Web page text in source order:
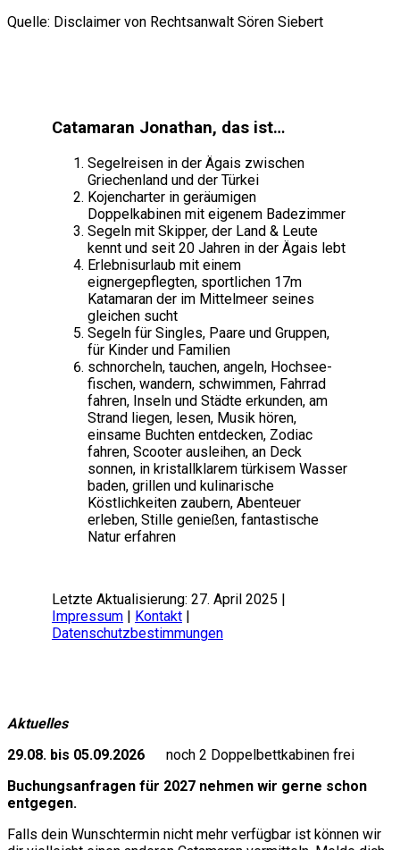
Quelle: Disclaimer von Rechtsanwalt Sören Siebert
Catamaran Jonathan, das ist…
Segelreisen in der Ägais zwischen
Griechenland und der Türkei
Kojencharter in geräumigen
Doppelkabinen mit eigenem Badezimmer
Segeln mit Skipper, der Land & Leute
kennt und seit 20 Jahren in der Ägais lebt
Erlebnisurlaub mit einem
eignergepflegten, sportlichen 17m
Katamaran der im Mittelmeer seines
gleichen sucht
Segeln für Singles, Paare und Gruppen,
für Kinder und Familien
schnorcheln, tauchen, angeln, Hochsee-
fischen, wandern, schwimmen, Fahrrad
fahren, Inseln und Städte erkunden, am
Strand liegen, lesen, Musik hören,
einsame Buchten entdecken, Zodiac
fahren, Scooter ausleihen, an Deck
sonnen, in kristallklarem türkisem Wasser
baden, grillen und kulinarische
Köstlichkeiten zaubern, Abenteuer
erleben, Stille genießen, fantastische
Natur erfahren
Letzte Aktualisierung: 27. April 2025 |
Impressum
Kontakt
Datenschutzbestimmungen
Aktuelles
29.08. bis 05.09.2026 noch 2 Doppelbettkabinen frei
Buchungsanfragen für 2027 nehmen wir gerne schon
entgegen.
Falls dein Wunschtermin nicht mehr verfügbar ist können wir